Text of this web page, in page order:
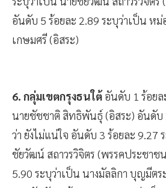
ระบุว่าเป็น นายชัยวัฒน์ สถาวรวิจิตร
อันดับ 5 ร้อยละ 2.89 ระบุว่าเป็น หม่
6. กลุ่มเขตกรุงธนใต้อันดับ 1 ร้อยล
นายชัชชาติ สิทธิพันธุ์ (อิสระ) อันดับ
ว่า ยังไม่แน่ใจ อันดับ 3 ร้อยละ 9.27
ชัยวัฒน์ สถาวรวิจิตร (พรรคประชาช